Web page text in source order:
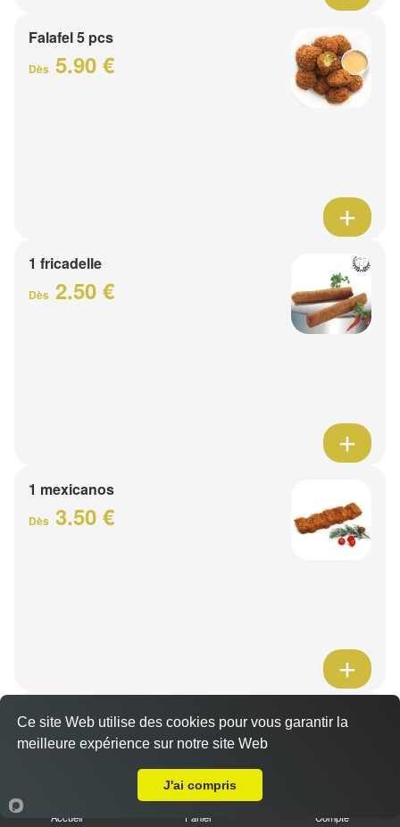
Falafel 5 pcs
Dès 5.90 €
1 fricadelle
Dès 2.50 €
1 mexicanos
Dès 3.50 €
Barquette de viande
Dès7.50 €
1 viande au choix
Accueil Panier Compte
Ce site Web utilise des cookies pour vous garantir la
meilleure expérience sur notre site Web
J'ai compris